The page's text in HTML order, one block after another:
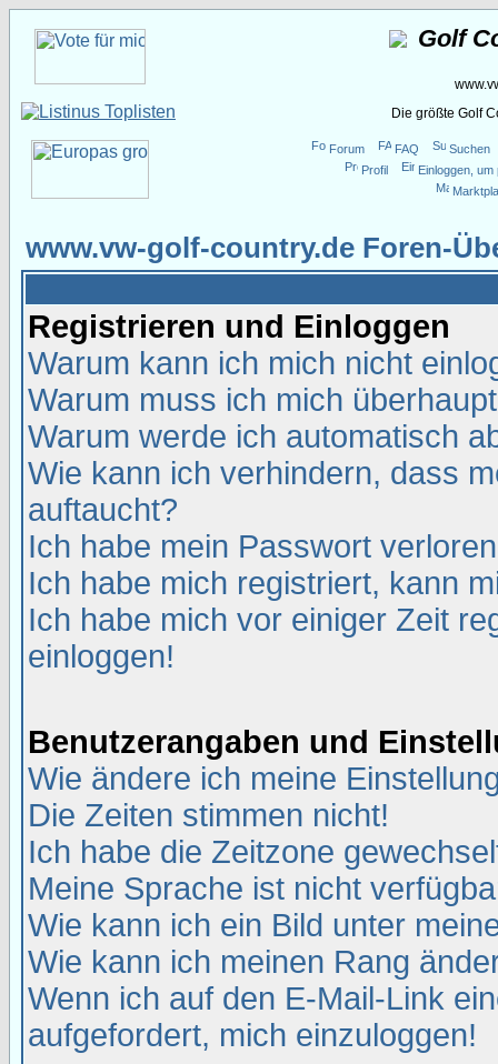
Golf
Die größte Golf
Forum FAQ
Suchen
Profil
Einloggen,
www.vw-golf-country.de Foren-
Registrieren und Einloggen
Warum kann ich mich nicht
Warum muss ich mich
Warum werde ich automatisch
Wie kann ich verhindern, dass
auftaucht?
Ich habe mein Passwort
Ich habe mich registriert, kann
Ich habe mich vor einiger Zeit
einloggen!
Benutzerangaben und
Wie ändere ich meine
Die Zeiten stimmen nicht!
Ich habe die Zeitzone
Meine Sprache ist nicht
Wie kann ich ein Bild unter
Wie kann ich meinen Rang
Wenn ich auf den E-Mail-Link
aufgefordert, mich einzuloggen!